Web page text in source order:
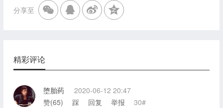
分享至
精彩评论
堕胎药
2020-06-12 20:47
赞(65) 踩 回复 举报 30#